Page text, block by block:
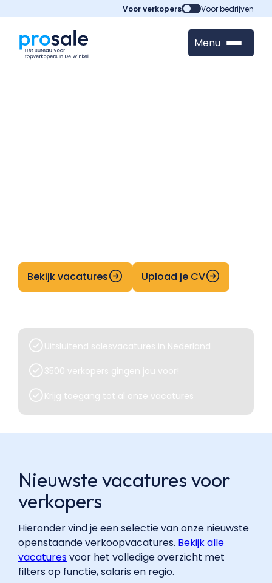
Voor verkopers Voor bedrijven
Menu
Bekijk vacatures Upload je CV
Uitsluitend salesvacatures in Nederland
3500 verkopers gingen jou voor!
Krijg toegang tot al onze vacatures
Nieuwste vacatures voor
verkopers
Hieronder vind je een selectie van onze nieuwste
openstaande verkoopvacatures. Bekijk alle
vacaturesvoor het volledige overzicht met
filters op functie, salaris en regio.